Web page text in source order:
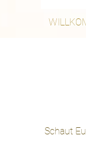
Schaut